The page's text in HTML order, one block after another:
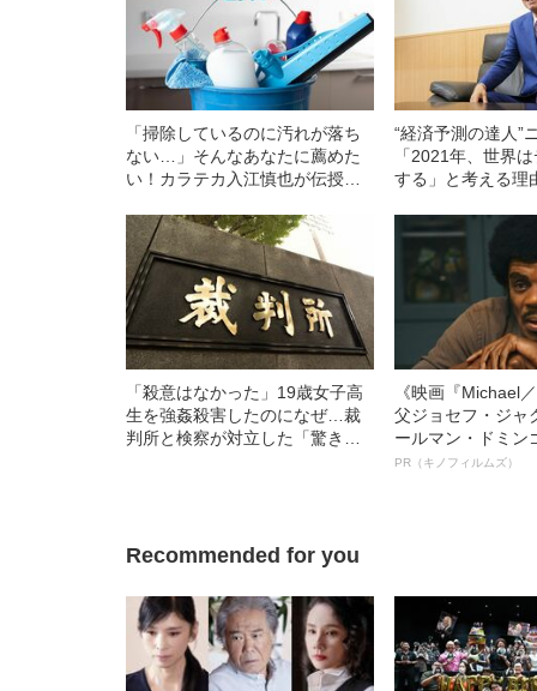
「掃除しているのに汚れが落ち
ない…」そんなあなたに薦めた
い！カラテカ入江慎也が伝授す
じ”術《洗剤選び・便利グッズ・
正しいやり方》
“経済予測の達人”
「2021年、世界
する」と考える理
「殺意はなかった」19歳女子高
生を強姦殺害したのになぜ…裁
判所と検察が対立した「驚きの
《映画『Michael
父ジョセフ・ジャ
ールマン・ドミン
ルインタビュー“
PR（キノフィルムズ）
Recommended for you